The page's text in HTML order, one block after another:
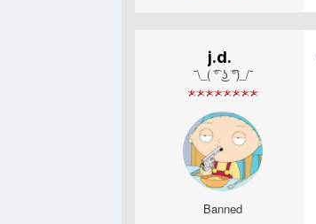
j.d.
¯\_( ͡° ͜ʖ ͡°)_/¯
Banned